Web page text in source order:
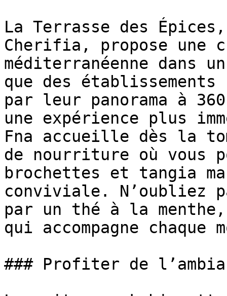
La Terrasse des
Cherifia, propose une
méditerranéenne dans
que des établissements
par leur panorama à
une expérience plus
Fna accueille dès la
de nourriture où vous
brochettes et tangia
conviviale. N’oubliez
par un thé à la
qui accompagne chaque
### Profiter de